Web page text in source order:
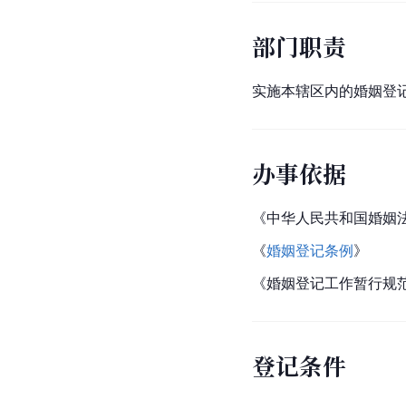
部门职责
实施本辖区内的婚姻登
办事依据
《中华人民共和国婚姻
《婚姻登记条例》
《婚姻登记工作暂行规
登记条件